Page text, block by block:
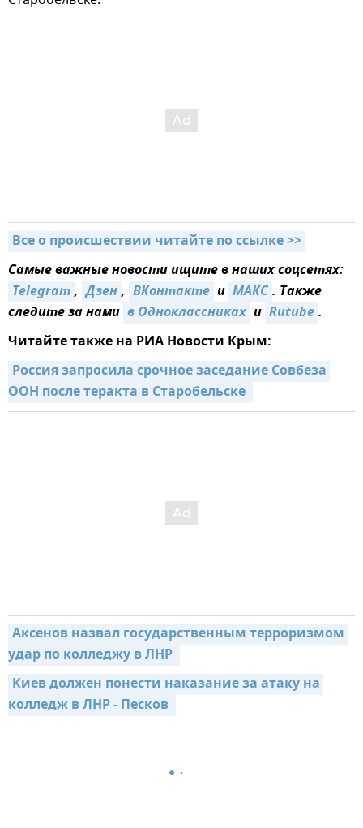
Все о происшествии читайте по ссылке >>
Самые важные новости ищите в наших соцсетях:
Telegram, Дзен, ВКонтакте и МАКС. Также
следите за нами в Одноклассниках и Rutube.
Читайте также на РИА Новости Крым:
Россия запросила срочное заседание Совбеза
ООН после теракта в Старобельске
Аксенов назвал государственным терроризмом
удар по колледжу в ЛНР
Киев должен понести наказание за атаку на
колледж в ЛНР - Песков